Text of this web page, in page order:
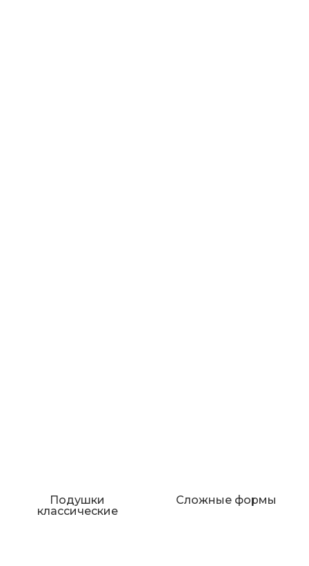
Подушки
классические
Сложные формы